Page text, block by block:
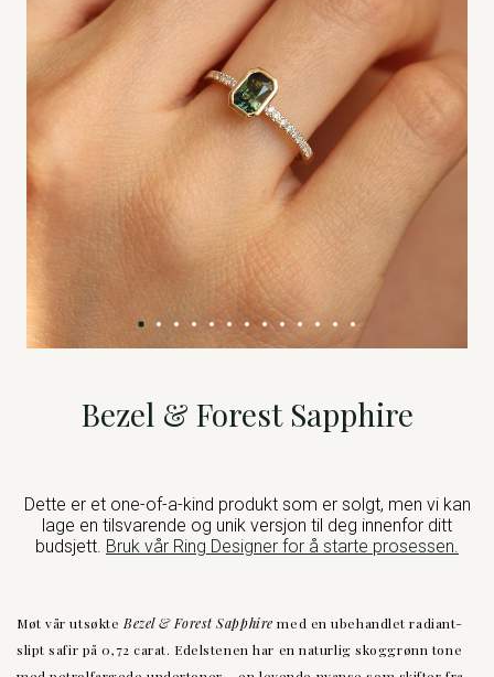
Bezel & Forest Sapphire
Dette er et one-of-a-kind produkt som er solgt, men vi kan
lage en tilsvarende og unik versjon til deg innenfor ditt
budsjett. Bruk vår Ring Designer for å starte prosessen.
Møt vår utsøkte Bezel & Forest Sapphire med en ubehandlet radiant-
slipt safir på 0,72 carat. Edelstenen har en naturlig skoggrønn tone